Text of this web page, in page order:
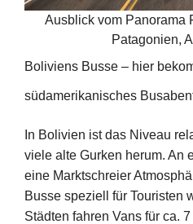
Ausblick vom Panorama
Patagonien,
Boliviens Busse – hier
südamerikanisches
In Bolivien ist das Niveau
viele alte Gurken herum. An
eine Marktschreier
Busse speziell für Touristen
Städten fahren Vans für ca.